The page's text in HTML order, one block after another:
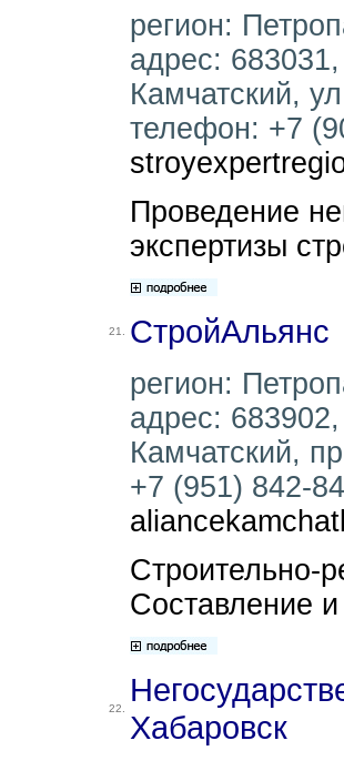
регион:
адрес: 683031,
Камчатский,
телефон: +7
Проведение
экспертизы
21. СтройАльянс
регион:
адрес: 683902,
Камчатский,
+7 (951) 842-
Строительно-
Составление и
22.
Хабаровск